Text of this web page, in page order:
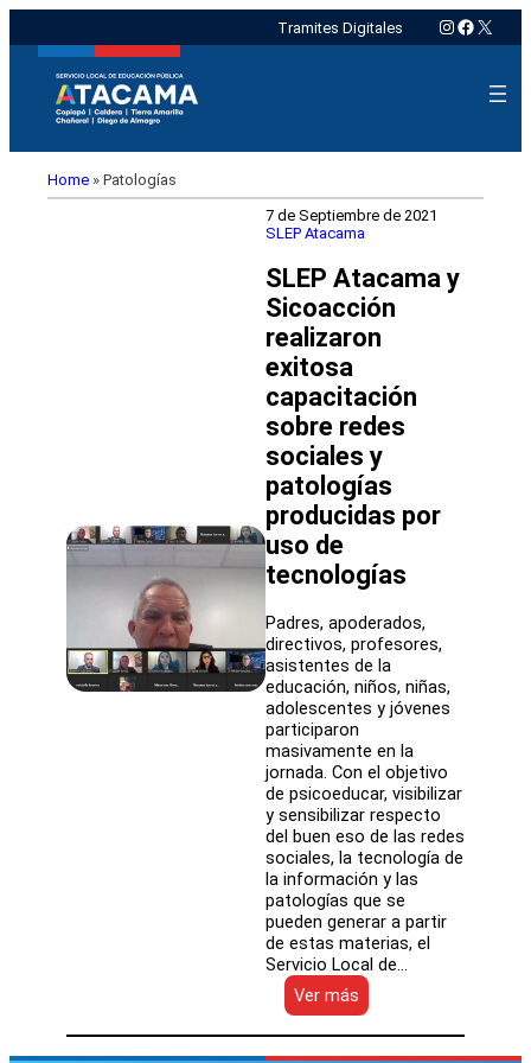
Tramites Digitales Instagram
X
Home » Patologías
7 de Septiembre de 2021
SLEP Atacama
SLEP Atacama y
Sicoacción
realizaron
exitosa
capacitación
sobre redes
sociales y
patologías
producidas por
uso de
tecnologías
Padres, apoderados,
directivos, profesores,
asistentes de la
educación, niños, niñas,
adolescentes y jóvenes
participaron
masivamente en la
jornada. Con el objetivo
de psicoeducar, visibilizar
y sensibilizar respecto
del buen eso de las redes
sociales, la tecnología de
la información y las
patologías que se
pueden generar a partir
de estas materias, el
Servicio Local de…
Ver más
SLEP
Atacama
y